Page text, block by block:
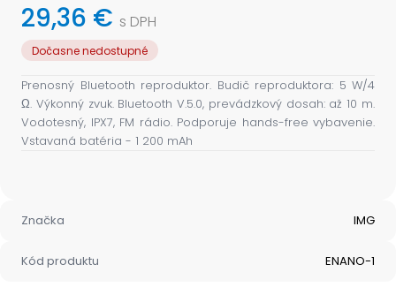
29,36 € s DPH
Dočasne nedostupné
Prenosný Bluetooth reproduktor. Budič reproduktora: 5 W/4
Ω. Výkonný zvuk. Bluetooth V.5.0, prevádzkový dosah: až 10 m.
Vodotesný, IPX7, FM rádio. Podporuje hands-free vybavenie.
Vstavaná batéria - 1 200 mAh
Značka IMG
Kód produktu ENANO-1